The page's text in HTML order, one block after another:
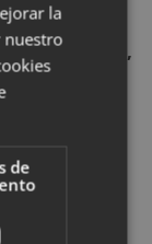
alimento,
a uno o
la
nuestro
de